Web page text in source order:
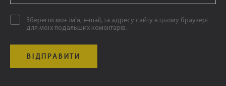
Зберегти моє ім'я, e-mail, та адресу сайту в цьому браузері
для моїх подальших коментарів.